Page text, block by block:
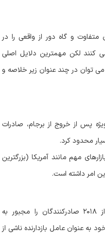
و گاه دور از واقعی را در
کنند لکن مهمترین دلایل اصلی
توان در چند عنوان زیر خلاصه و
آمریکا از سال ۲۰۱۰ و به‌ویژه پس از خروج از برجام، صادرات
محدود کرد.
مهم مانند آمریکا (بزرگترین
امر داشته است.
سیاست «پیمان‌سپاری ارزی» بعد از ۲۰۱۸ صادرکنندگان را مجبور به
به عنوان عامل بازدارنده ناشی از